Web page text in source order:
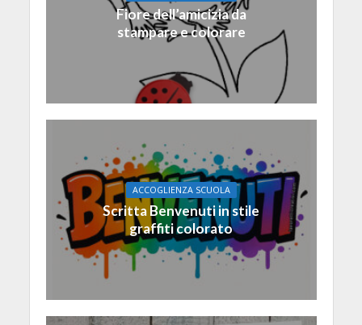
Fiore dell’amicizia da
stampare e colorare
ACCOGLIENZA SCUOLA
Scritta Benvenuti in stile
graffiti colorato